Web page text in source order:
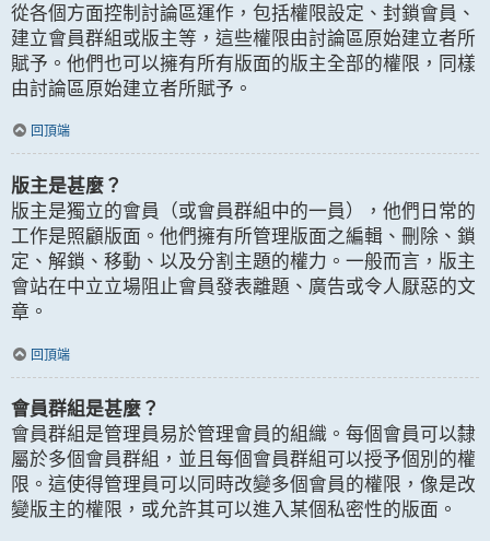
從各個方面控制討論區運作，包括權限設定、封鎖會員、
建立會員群組或版主等，這些權限由討論區原始建立者所
賦予。他們也可以擁有所有版面的版主全部的權限，同樣
由討論區原始建立者所賦予。
回頂端
版主是甚麼？
版主是獨立的會員（或會員群組中的一員），他們日常的
工作是照顧版面。他們擁有所管理版面之編輯、刪除、鎖
定、解鎖、移動、以及分割主題的權力。一般而言，版主
會站在中立立場阻止會員發表離題、廣告或令人厭惡的文
章。
回頂端
會員群組是甚麼？
會員群組是管理員易於管理會員的組織。每個會員可以隸
屬於多個會員群組，並且每個會員群組可以授予個別的權
限。這使得管理員可以同時改變多個會員的權限，像是改
變版主的權限，或允許其可以進入某個私密性的版面。